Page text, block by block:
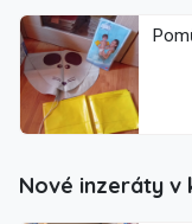
Nové inzeráty v